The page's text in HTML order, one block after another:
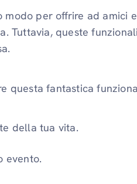
per offrire ad amici
Tuttavia, queste
questa fantastica
della tua vita.
evento.